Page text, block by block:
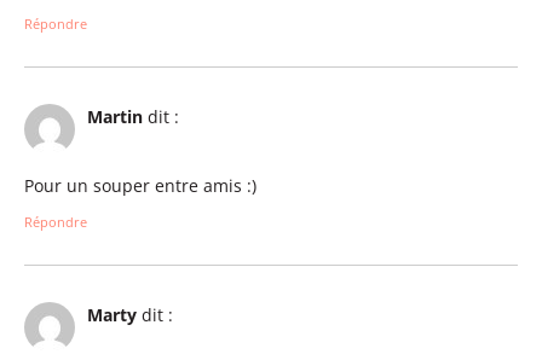
Répondre
Martin dit :
Pour un souper entre amis :)
Répondre
Marty dit :